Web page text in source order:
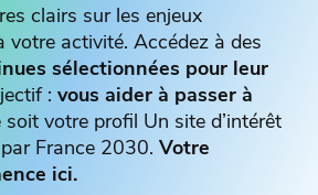
clairs sur les enjeux
votre activité. Accédez à des
sélectionnées pour leur
: vous aider à passer à
soit votre profil Un site d’intérêt
France 2030. Votre
ici.